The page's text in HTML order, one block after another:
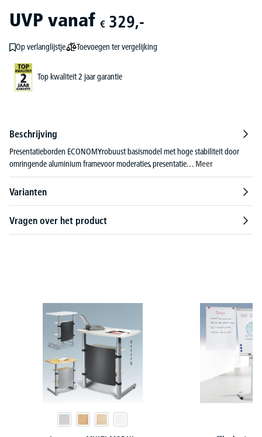
UVP vanaf € 329,-
Op verlanglijstje Toevoegen ter vergelijking
Top kwaliteit 2 jaar garantie
Beschrijving
Presentatieborden ECONOMYrobuust basismodel met hoge stabiliteit door
omringende aluminium framevoor moderaties, presentatie… Meer
Varianten
Vragen over het product